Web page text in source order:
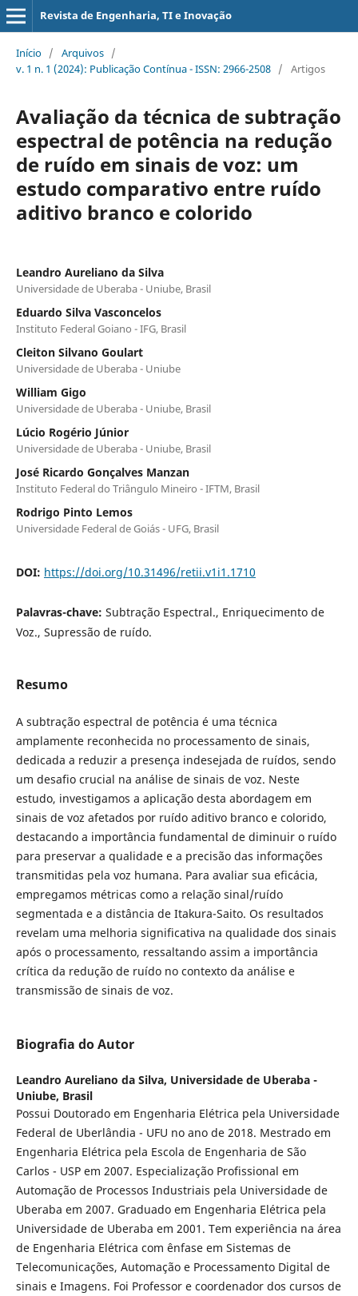
Revista de Engenharia, TI e Inovação
Início / Arquivos /
v. 1 n. 1 (2024): Publicação Contínua - ISSN: 2966-2508 / Artigos
Avaliação da técnica de subtração
espectral de potência na redução
de ruído em sinais de voz: um
estudo comparativo entre ruído
aditivo branco e colorido
Leandro Aureliano da Silva
Universidade de Uberaba - Uniube, Brasil
Eduardo Silva Vasconcelos
Instituto Federal Goiano - IFG, Brasil
Cleiton Silvano Goulart
Universidade de Uberaba - Uniube
William Gigo
Universidade de Uberaba - Uniube, Brasil
Lúcio Rogério Júnior
Universidade de Uberaba - Uniube, Brasil
José Ricardo Gonçalves Manzan
Instituto Federal do Triângulo Mineiro - IFTM, Brasil
Rodrigo Pinto Lemos
Universidade Federal de Goiás - UFG, Brasil
DOI: https://doi.org/10.31496/retii.v1i1.1710
Palavras-chave: Subtração Espectral., Enriquecimento de
Voz., Supressão de ruído.
Resumo
A subtração espectral de potência é uma técnica
amplamente reconhecida no processamento de sinais,
dedicada a reduzir a presença indesejada de ruídos, sendo
um desafio crucial na análise de sinais de voz. Neste
estudo, investigamos a aplicação desta abordagem em
sinais de voz afetados por ruído aditivo branco e colorido,
destacando a importância fundamental de diminuir o ruído
para preservar a qualidade e a precisão das informações
transmitidas pela voz humana. Para avaliar sua eficácia,
empregamos métricas como a relação sinal/ruído
segmentada e a distância de Itakura-Saito. Os resultados
revelam uma melhoria significativa na qualidade dos sinais
após o processamento, ressaltando assim a importância
crítica da redução de ruído no contexto da análise e
transmissão de sinais de voz.
Biografia do Autor
Leandro Aureliano da Silva, Universidade de Uberaba -
Uniube, Brasil
Possui Doutorado em Engenharia Elétrica pela Universidade
Federal de Uberlândia - UFU no ano de 2018. Mestrado em
Engenharia Elétrica pela Escola de Engenharia de São
Carlos - USP em 2007. Especialização Profissional em
Automação de Processos Industriais pela Universidade de
Uberaba em 2007. Graduado em Engenharia Elétrica pela
Universidade de Uberaba em 2001. Tem experiência na área
de Engenharia Elétrica com ênfase em Sistemas de
Telecomunicações, Automação e Processamento Digital de
sinais e Imagens. Foi Professor e coordenador dos cursos de